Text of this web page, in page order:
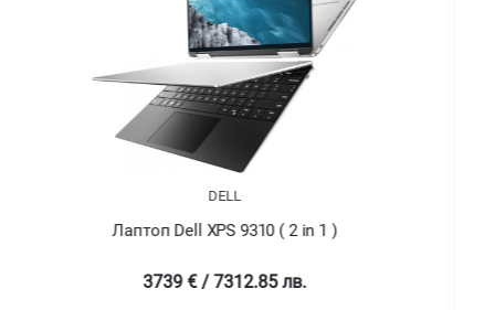
DELL
Лаптоп Dell XPS 9310 ( 2 in 1 )
4758.99 € / 9307.78 лв.